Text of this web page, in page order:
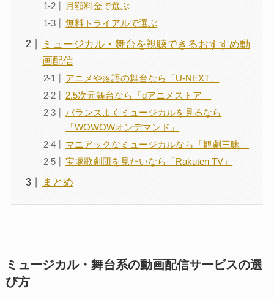
月額料金で選ぶ
無料トライアルで選ぶ
ミュージカル・舞台を視聴できるおすすめ動
画配信
アニメや落語の舞台なら「U-NEXT」
2.5次元舞台なら「dアニメストア」
バランスよくミュージカルを見るなら
「WOWOWオンデマンド」
マニアックなミュージカルなら「観劇三昧」
宝塚歌劇団を見たいなら「Rakuten TV」
まとめ
ミュージカル・舞台系の動画配信サービスの選
び方